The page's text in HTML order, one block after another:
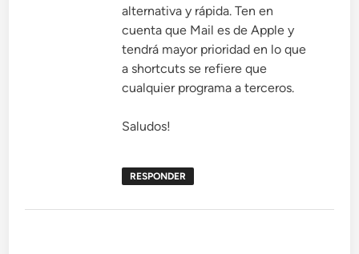
alternativa y rápida. Ten en
cuenta que Mail es de Apple y
tendrá mayor prioridad en lo que
a shortcuts se refiere que
cualquier programa a terceros.
Saludos!
RESPONDER